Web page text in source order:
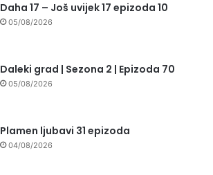
Daha 17 – Još uvijek 17 epizoda 10
05/08/2026
Daleki grad | Sezona 2 | Epizoda 70
05/08/2026
Plamen ljubavi 31 epizoda
04/08/2026